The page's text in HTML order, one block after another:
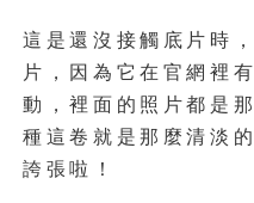
這是還沒接觸底片時
片，因為它在官網裡
動，裡面的照片都是
種這卷就是那麼清淡
誇張啦！